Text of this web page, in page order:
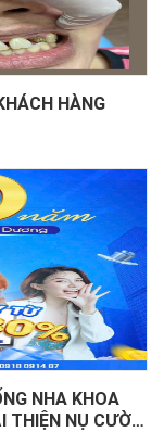
HÀNG
NHA KHOA
THIỆN NỤ CƯỜI